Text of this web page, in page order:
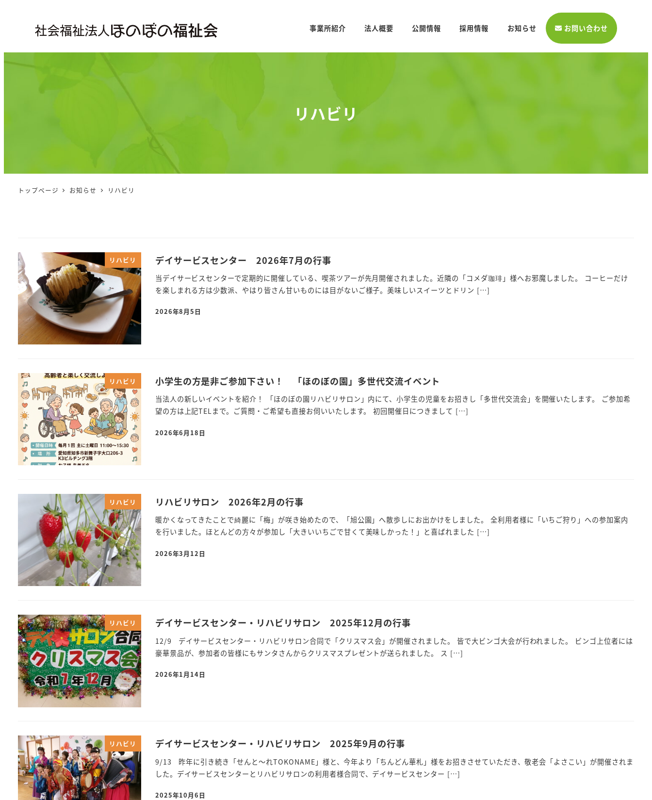
事業所紹介 法人概要 公開情報 採用情報 お知らせ お問い合わせ
リハビリ
トップページ お知らせ リハビリ
リハビリ デイサービスセンター 2026年7月の行事
当デイサービスセンターで定期的に開催している、喫茶ツアーが先月開催されました。近隣の「コメダ珈琲」様へお邪魔しました。 コーヒーだけ
を楽しまれる方は少数派、やはり皆さん甘いものには目がないご様子。美味しいスイーツとドリン […]
2026年8月5日
リハビリ 小学生の方是非ご参加下さい！ 「ほのぼの園」多世代交流イベント
当法人の新しいイベントを紹介！ 「ほのぼの園リハビリサロン」内にて、小学生の児童をお招きし「多世代交流会」を開催いたします。 ご参加希
望の方は上記TELまで。ご質問・ご希望も直接お伺いいたします。 初回開催日につきまして […]
2026年6月18日
リハビリ リハビリサロン 2026年2月の行事
暖かくなってきたことで綺麗に「梅」が咲き始めたので、「旭公園」へ散歩しにお出かけをしました。 全利用者様に「いちご狩り」への参加案内
を行いました。ほとんどの方々が参加し「大きいいちごで甘くて美味しかった！」と喜ばれました […]
2026年3月12日
リハビリ デイサービスセンター・リハビリサロン 2025年12月の行事
12/9 デイサービスセンター・リハビリサロン合同で「クリスマス会」が開催されました。 皆で大ビンゴ大会が行われました。 ビンゴ上位者には
豪華景品が、参加者の皆様にもサンタさんからクリスマスプレゼントが送られました。 ス […]
2026年1月14日
リハビリ デイサービスセンター・リハビリサロン 2025年9月の行事
9/13 昨年に引き続き「せんと～れTOKONAME」様と、今年より「ちんどん華札」様をお招きさせていただき、敬老会「よさこい」が開催されま
した。デイサービスセンターとリハビリサロンの利用者様合同で、デイサービスセンター […]
2025年10月6日